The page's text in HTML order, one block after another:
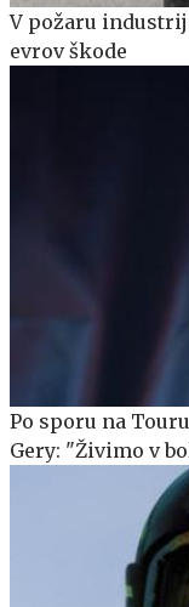
V požaru
evrov škode
Po sporu na
Gery: "Živimo v